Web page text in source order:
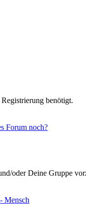
benötigt.
Forum noch?
oder Deine Gruppe
Mensch